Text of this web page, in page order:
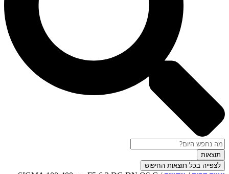
תוצאות
לצפייה בכל תוצאות החיפוש